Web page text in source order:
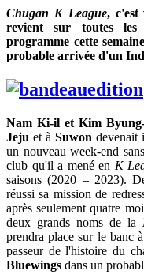
Chugan K League, c'est
revient sur toutes
programme cette
probable arrivée d'un
Nam Ki-il et Kim
Jeju et à Suwon devenait
un nouveau week-end
club qu'il a mené en K
saisons (2020 – 2023).
réussi sa mission de
après seulement quatre
deux grands noms de la
prendra place sur le banc
passeur de l'histoire du
Bluewings dans un